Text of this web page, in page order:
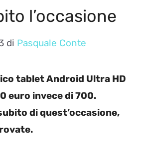
l’occasione
di Pasquale Conte
tablet Android Ultra HD
euro invece di 700.
di quest’occasione,